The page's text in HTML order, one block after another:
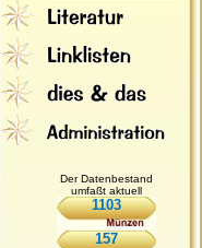
Der Datenbestand
umfaßt aktuell
1103
157